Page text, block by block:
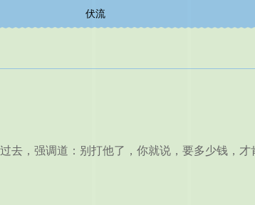
伏流
，强调道：别打他了，你就说，要多少钱，才